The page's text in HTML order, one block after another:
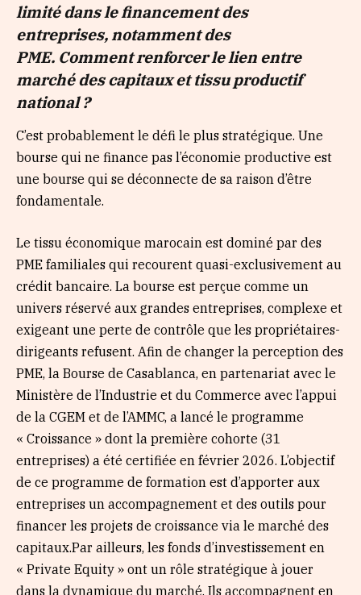
limité dans le financement des
entreprises, notamment des
PME. Comment renforcer le lien entre
marché des capitaux et tissu productif
national ?
C’est probablement le défi le plus stratégique. Une
bourse qui ne finance pas l’économie productive est
une bourse qui se déconnecte de sa raison d’être
fondamentale.
Le tissu économique marocain est dominé par des
PME familiales qui recourent quasi-exclusivement au
crédit bancaire. La bourse est perçue comme un
univers réservé aux grandes entreprises, complexe et
exigeant une perte de contrôle que les propriétaires-
dirigeants refusent. Afin de changer la perception des
PME, la Bourse de Casablanca, en partenariat avec le
Ministère de l’Industrie et du Commerce avec l’appui
de la CGEM et de l’AMMC, a lancé le programme
« Croissance » dont la première cohorte (31
entreprises) a été certifiée en février 2026. L’objectif
de ce programme de formation est d’apporter aux
entreprises un accompagnement et des outils pour
financer les projets de croissance via le marché des
capitaux.Par ailleurs, les fonds d’investissement en
« Private Equity » ont un rôle stratégique à jouer
dans la dynamique du marché. Ils accompagnent en